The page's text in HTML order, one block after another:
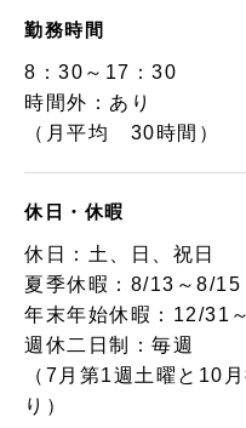
勤務時間
8：30～17：30
時間外：あり
（月平均 30時間）
休日・休暇
休日：土、日、祝日
夏季休暇：8/13～8/15
年末年始休暇：12/31
週休二日制：毎週
（7月第1週土曜と10
り）